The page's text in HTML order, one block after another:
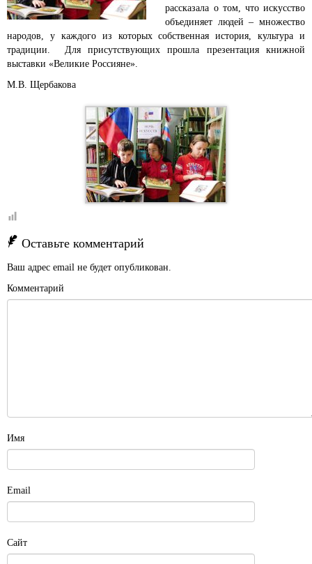
рассказала о том, что искусство
объединяет людей – множество
народов, у каждого из которых собственная история, культура и
традиции. Для присутствующих прошла презентация книжной
выставки «Великие Россияне».
М.В. Щербакова
Оставьте комментарий
Ваш адрес email не будет опубликован.
Комментарий
Имя
Email
Сайт